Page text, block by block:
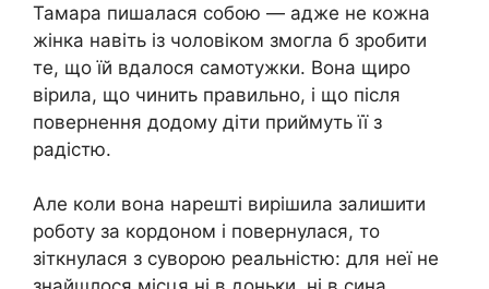
Тамара пишалася собою — адже не кожна
жінка навіть із чоловіком змогла б зробити
те, що їй вдалося самотужки. Вона щиро
вірила, що чинить правильно, і що після
повернення додому діти приймуть її з
радістю.
Але коли вона нарешті вирішила залишити
роботу за кордоном і повернулася, то
зіткнулася з суворою реальністю: для неї не